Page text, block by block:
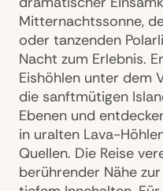
Mitternachtssonne,
oder tanzenden
Nacht zum Erlebnis.
Eishöhlen unter dem
die sanftmütigen
Ebenen und
in uralten Lava-
Quellen. Die Reise
berührender Nähe